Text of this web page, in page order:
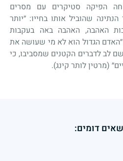
הפיקה סטיקרים עם מסרים
שהוביל אותו בחייו: ״יותר
האהבה, האהבה באה בעקבות
״האדם הגדול הוא לא מי שעושה את
לב לדברים הקטנים שמסביבו, כי
(מרטין לותר קינג).
דומים: